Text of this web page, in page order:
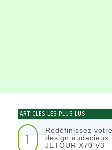
ARTICLES LES PLUS LUS
1
Redéfinissez
design
JETOUR X70 V3